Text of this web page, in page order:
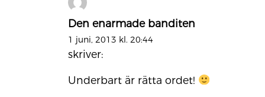
Den enarmade banditen
1 juni, 2013 kl. 20:44
skriver:
Underbart är rätta ordet!